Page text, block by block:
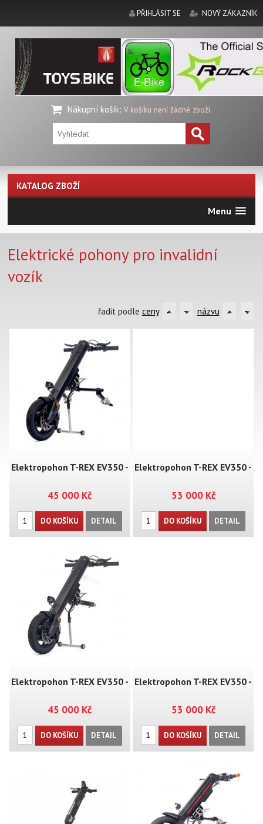
PŘIHLÁSIT SE NOVÝ ZÁKAZNÍK
Nákupní košík: V košíku není žádné zboží.
KATALOG ZBOŽÍ
Menu
Elektrické pohony pro invalidní
vozík
řadit podle ceny názvu
Elektropohon T-REX EV350 -
MT01
45 000 Kč
DO KOŠÍKU DETAIL
Elektropohon T-REX EV350 -
MT01+
53 000 Kč
DO KOŠÍKU DETAIL
Elektropohon T-REX EV350 -
MT02
45 000 Kč
DO KOŠÍKU DETAIL
Elektropohon T-REX EV350 -
MT02+
53 000 Kč
DO KOŠÍKU DETAIL